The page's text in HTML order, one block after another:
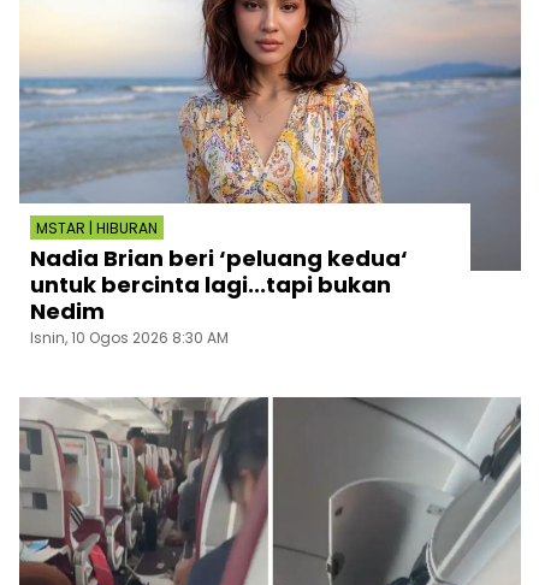
MSTAR | HIBURAN
Nadia Brian beri ‘peluang kedua‘
untuk bercinta lagi...tapi bukan
Nedim
Isnin, 10 Ogos 2026 8:30 AM